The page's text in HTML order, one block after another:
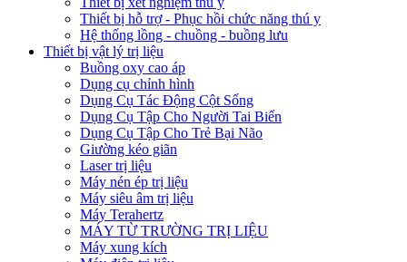
Thiết bị hỗ trợ - Phục hồi chức năng thú y
Hệ thống lồng - chuồng - buồng lưu
Thiết bị vật lý trị liệu
Buồng oxy cao áp
Dụng cụ chỉnh hình
Dụng Cụ Tác Động Cột Sống
Dụng Cụ Tập Cho Người Tai Biến
Dụng Cụ Tập Cho Trẻ Bại Não
Giường kéo giãn
Laser trị liệu
Máy nén ép trị liệu
Máy siêu âm trị liệu
Máy Terahertz
MÁY TỪ TRƯỜNG TRỊ LIỆU
Máy xung kích